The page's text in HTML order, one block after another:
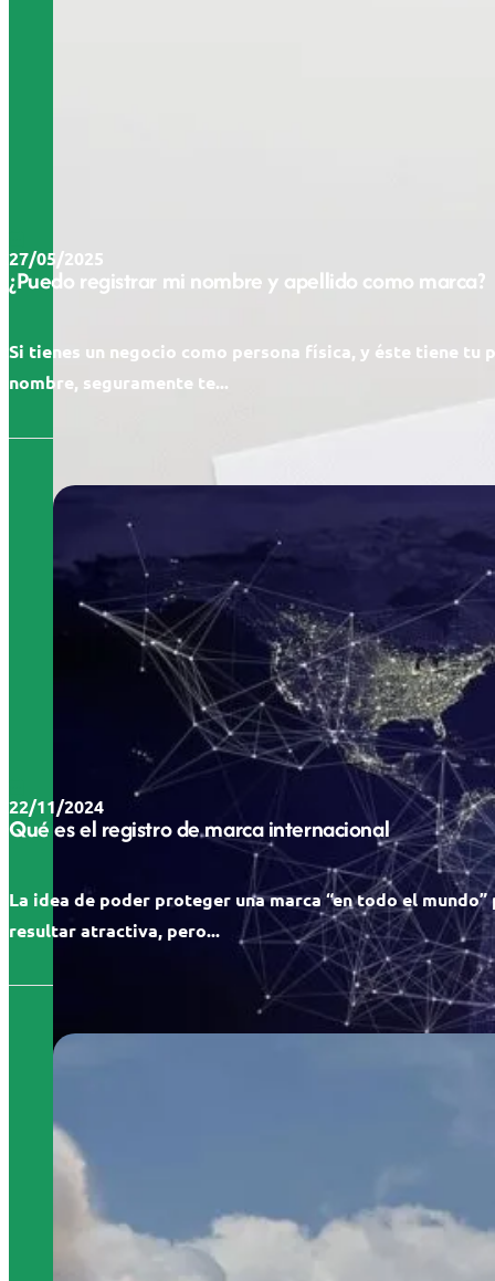
27/05/2025
¿Puedo registrar mi nombre y apellido como marca?
Si tienes un negocio como persona física, y éste tiene tu
nombre, seguramente te...
22/11/2024
Qué es el registro de marca internacional
La idea de poder proteger una marca “en todo el mundo”
resultar atractiva, pero...